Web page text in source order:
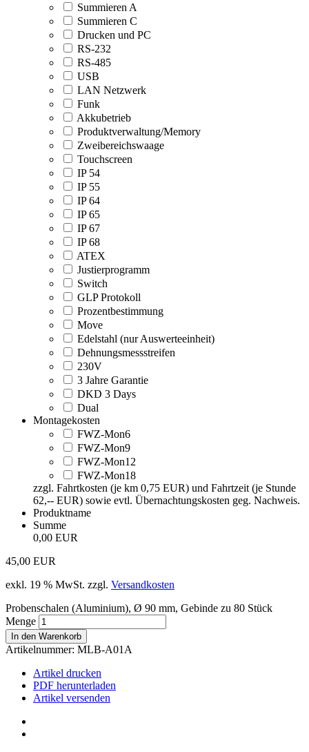
Summieren A
Summieren C
Drucken und PC
RS-232
RS-485
USB
LAN Netzwerk
Funk
Akkubetrieb
Produktverwaltung/Memory
Zweibereichswaage
Touchscreen
IP 54
IP 55
IP 64
IP 65
IP 67
IP 68
ATEX
Justierprogramm
Switch
GLP Protokoll
Prozentbestimmung
Move
Edelstahl (nur Auswerteeinheit)
Dehnungsmessstreifen
230V
3 Jahre Garantie
DKD 3 Days
Dual
Montagekosten
FWZ-Mon6
FWZ-Mon9
FWZ-Mon12
FWZ-Mon18
zzgl. Fahrtkosten (je km 0,75 EUR) und Fahrtzeit (je Stunde
62,-- EUR) sowie evtl. Übernachtungskosten geg. Nachweis.
Produktname
Summe
0,00 EUR
45,00 EUR
exkl. 19 % MwSt. zzgl. Versandkosten
Probenschalen (Aluminium), Ø 90 mm, Gebinde zu 80 Stück
Menge
In den Warenkorb
Artikelnummer: MLB-A01A
Artikel drucken
PDF herunterladen
Artikel versenden